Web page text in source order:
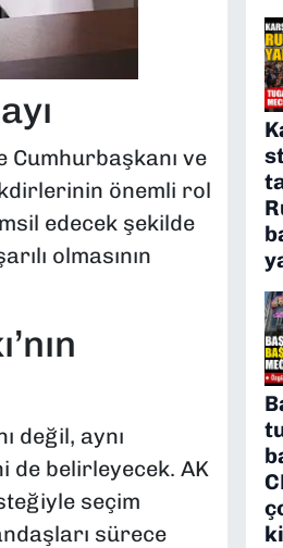
Cumhurbaşkanı ve
önemli rol
edecek şekilde
olmasının
değil, aynı
de belirleyecek. AK
seçim
sürece